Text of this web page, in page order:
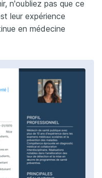
n'oubliez pas que ce
leur expérience
en médecine